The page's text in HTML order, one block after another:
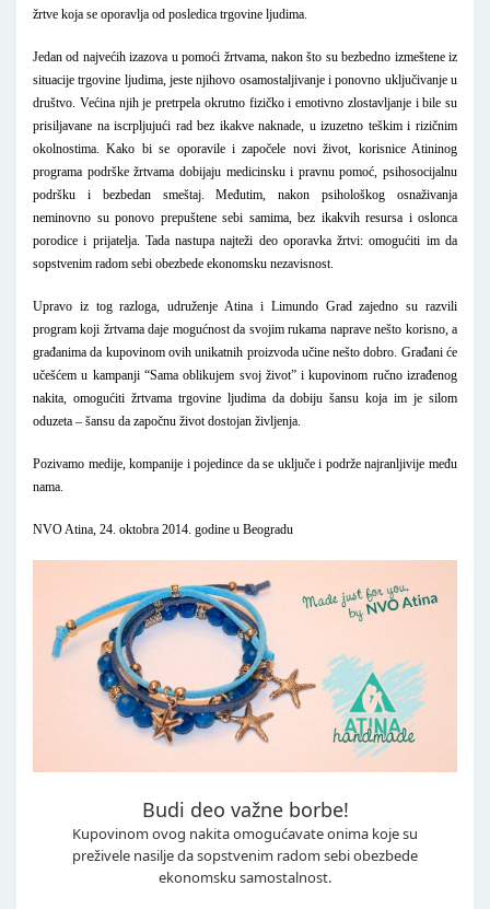
žrtve koja se oporavlja od posledica trgovine ljudima.
Jedan od najvećih izazova u pomoći žrtvama, nakon što su bezbedno izmeštene iz
situacije trgovine ljudima, jeste njihovo osamostaljivanje i ponovno uključivanje u
društvo. Većina njih je pretrpela okrutno fizičko i emotivno zlostavljanje i bile su
prisiljavane na iscrpljujući rad bez ikakve naknade, u izuzetno teškim i rizičnim
okolnostima. Kako bi se oporavile i započele novi život, korisnice Atininog
programa podrške žrtvama dobijaju medicinsku i pravnu pomoć, psihosocijalnu
podršku i bezbedan smeštaj. Međutim, nakon psihološkog osnaživanja
neminovno su ponovo prepuštene sebi samima, bez ikakvih resursa i oslonca
porodice i prijatelja. Tada nastupa najteži deo oporavka žrtvi: omogućiti im da
sopstvenim radom sebi obezbede ekonomsku nezavisnost.
Upravo iz tog razloga, udruženje Atina i Limundo Grad zajedno su razvili
program koji žrtvama daje mogućnost da svojim rukama naprave nešto korisno, a
građanima da kupovinom ovih unikatnih proizvoda učine nešto dobro. Građani će
učešćem u kampanji “Sama oblikujem svoj život” i kupovinom ručno izrađenog
nakita, omogućiti žrtvama trgovine ljudima da dobiju šansu koja im je silom
oduzeta – šansu da započnu život dostojan življenja.
Pozivamo medije, kompanije i pojedince da se uključe i podrže najranljivije među
nama.
NVO Atina, 24. oktobra 2014. godine u Beogradu
Budi deo važne borbe!
Kupovinom ovog nakita omogućavate onima koje su
preživele nasilje da sopstvenim radom sebi obezbede
ekonomsku samostalnost.